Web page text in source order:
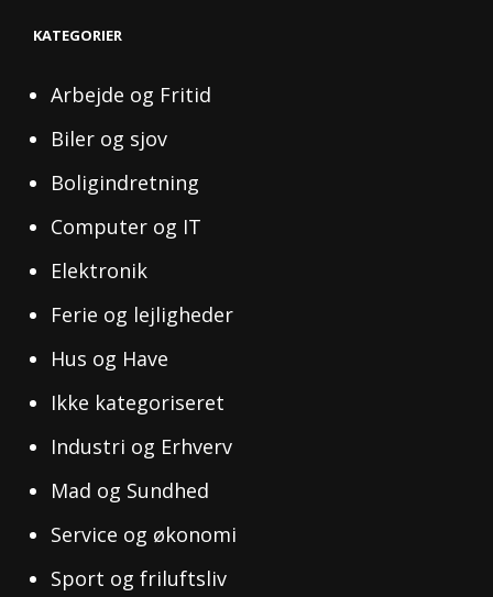
KATEGORIER
Arbejde og Fritid
Biler og sjov
Boligindretning
Computer og IT
Elektronik
Ferie og lejligheder
Hus og Have
Ikke kategoriseret
Industri og Erhverv
Mad og Sundhed
Service og økonomi
Sport og friluftsliv